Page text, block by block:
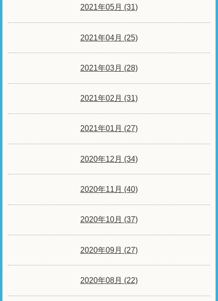
2021年05月 (31)
2021年04月 (25)
2021年03月 (28)
2021年02月 (31)
2021年01月 (27)
2020年12月 (34)
2020年11月 (40)
2020年10月 (37)
2020年09月 (27)
2020年08月 (22)